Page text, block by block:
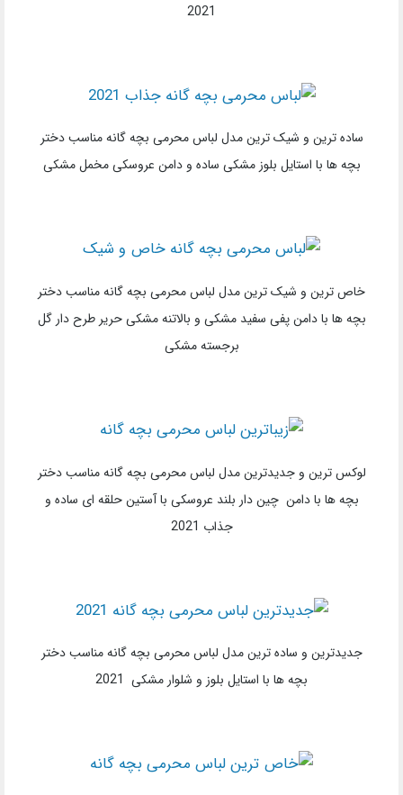
2021
ساده ترین و شیک ترین مدل لباس محرمی بچه گانه مناسب دختر
بچه ها با استایل بلوز مشکی ساده و دامن عروسکی مخمل مشکی
خاص ترین و شیک ترین مدل لباس محرمی بچه گانه مناسب دختر
بچه ها با دامن پفی سفید مشکی و بالاتنه مشکی حریر طرح دار گل
برجسته مشکی
لوکس ترین و جدیدترین مدل لباس محرمی بچه گانه مناسب دختر
بچه ها با دامن چین دار بلند عروسکی با آستین حلقه ای ساده و
جذاب 2021
جدیدترین و ساده ترین مدل لباس محرمی بچه گانه مناسب دختر
بچه ها با استایل بلوز و شلوار مشکی 2021